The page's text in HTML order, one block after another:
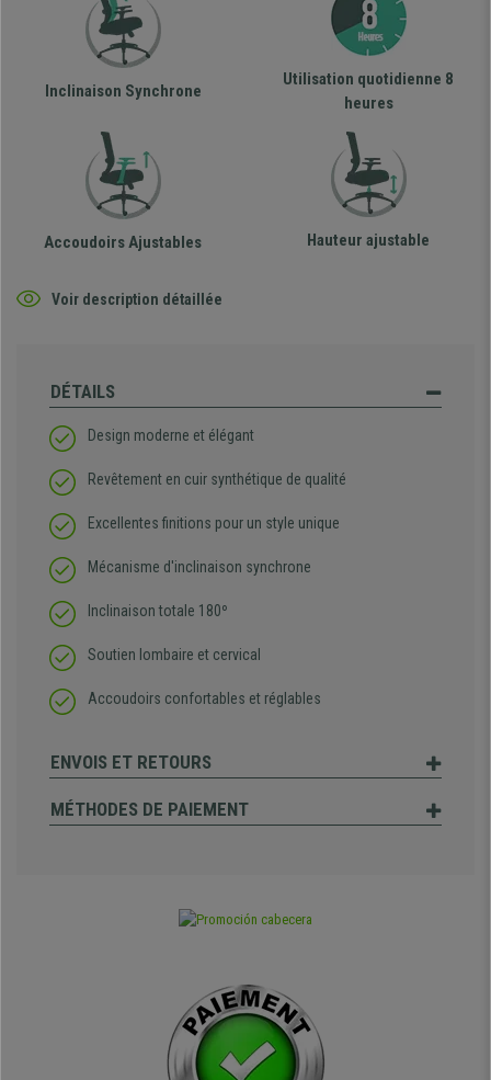
Inclinaison Synchrone
Utilisation quotidienne 8
heures
Accoudoirs Ajustables Hauteur ajustable
Voir description détaillée
DÉTAILS
Design moderne et élégant
Revêtement en cuir synthétique de qualité
Excellentes finitions pour un style unique
Mécanisme d'inclinaison synchrone
Inclinaison totale 180º
Soutien lombaire et cervical
Accoudoirs confortables et réglables
ENVOIS ET RETOURS
MÉTHODES DE PAIEMENT